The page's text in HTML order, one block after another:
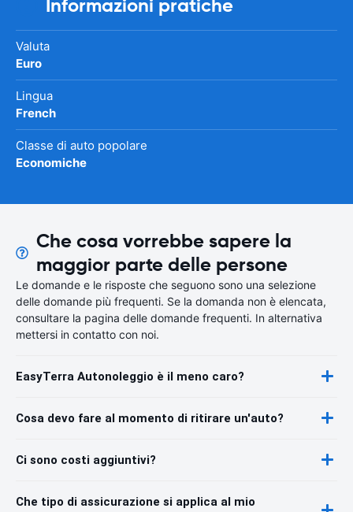
Informazioni pratiche
Valuta
Euro
Lingua
French
Classe di auto popolare
Economiche
Che cosa vorrebbe sapere la
maggior parte delle persone
Le domande e le risposte che seguono sono una selezione
delle domande più frequenti. Se la domanda non è elencata,
consultare la pagina delle domande frequenti. In alternativa
mettersi in contatto con noi.
EasyTerra Autonoleggio è il meno caro?
Cosa devo fare al momento di ritirare un'auto?
Ci sono costi aggiuntivi?
Che tipo di assicurazione si applica al mio